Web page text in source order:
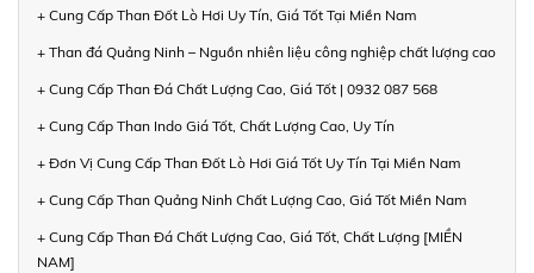
+ Cung Cấp Than Đốt Lò Hơi Uy Tín, Giá Tốt Tại Miền Nam
+ Than đá Quảng Ninh – Nguồn nhiên liệu công nghiệp chất lượng cao
+ Cung Cấp Than Đá Chất Lượng Cao, Giá Tốt | 0932 087 568
+ Cung Cấp Than Indo Giá Tốt, Chất Lượng Cao, Uy Tín
+ Đơn Vị Cung Cấp Than Đốt Lò Hơi Giá Tốt Uy Tín Tại Miền Nam
+ Cung Cấp Than Quảng Ninh Chất Lượng Cao, Giá Tốt Miền Nam
+ Cung Cấp Than Đá Chất Lượng Cao, Giá Tốt, Chất Lượng [MIỀN
NAM]